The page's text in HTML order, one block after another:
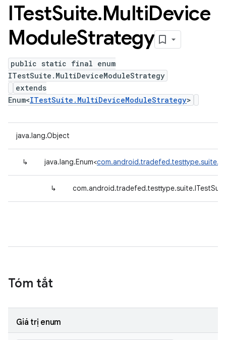
ITestSuite.MultiDevice
ModuleStrategy
public static final enum
ITestSuite.MultiDeviceModuleStrategy
extends
Enum<ITestSuite.MultiDeviceModuleStrategy>
java.lang.Object
↳ java.lang.Enum<
↳
Tóm tắt
Giá trị enum